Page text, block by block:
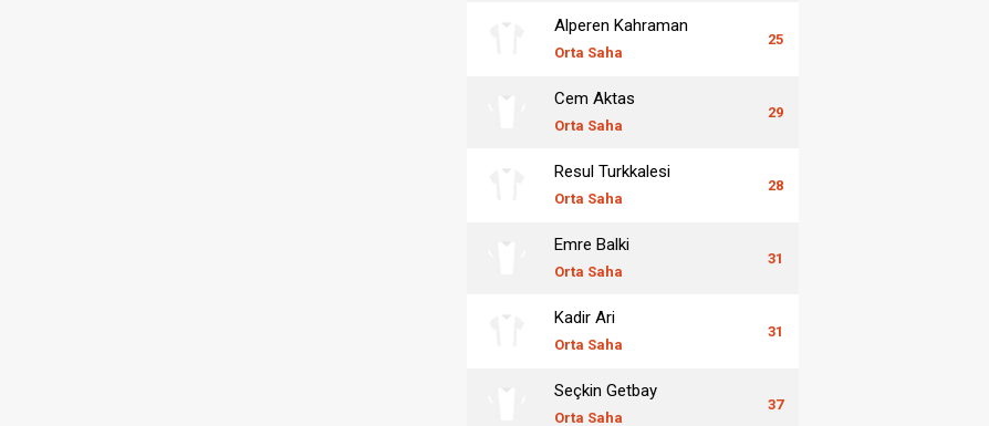
Alperen Kahraman
Orta Saha
25
Cem Aktas
Orta Saha
29
Resul Turkkalesi
Orta Saha
28
Emre Balki
Orta Saha
31
Kadir Ari
Orta Saha
31
Seçkin Getbay
Orta Saha
37